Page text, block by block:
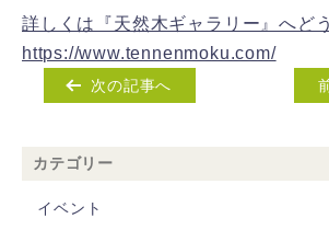
詳しくは『天然木ギャラリー』へど
https://www.tennenmoku.com/
次の記事へ
カテゴリー
イベント